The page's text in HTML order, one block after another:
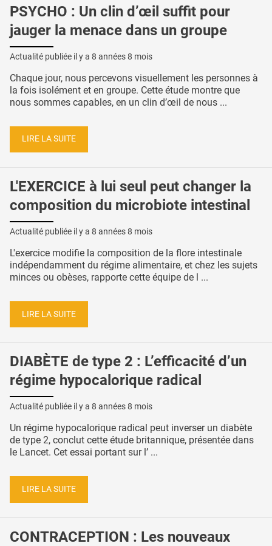
PSYCHO : Un clin d’œil suffit pour
jauger la menace dans un groupe
Actualité publiée il y a 8 années 8 mois
Chaque jour, nous percevons visuellement les personnes à
la fois isolément et en groupe. Cette étude montre que
nous sommes capables, en un clin d’œil de nous ...
LIRE LA SUITE
L'EXERCICE à lui seul peut changer la
composition du microbiote intestinal
Actualité publiée il y a 8 années 8 mois
L'exercice modifie la composition de la flore intestinale
indépendamment du régime alimentaire, et chez les sujets
minces ou obèses, rapporte cette équipe de l ...
LIRE LA SUITE
DIABÈTE de type 2 : L’efficacité d’un
régime hypocalorique radical
Actualité publiée il y a 8 années 8 mois
Un régime hypocalorique radical peut inverser un diabète
de type 2, conclut cette étude britannique, présentée dans
le Lancet. Cet essai portant sur l’ ...
LIRE LA SUITE
CONTRACEPTION : Les nouveaux